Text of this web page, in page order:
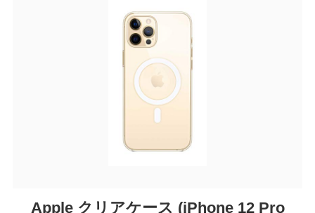
Apple クリアケース (iPhone 12 Pro